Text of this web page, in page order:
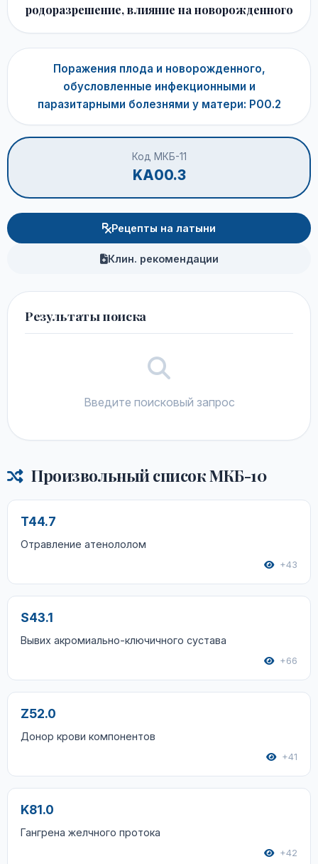
родоразрешение, влияние на новорожденного
Поражения плода и новорожденного,
обусловленные инфекционными и
паразитарными болезнями у матери: P00.2
Код МКБ-11
KA00.3
Рецепты на латыни
Клин. рекомендации
Результаты поиска
Введите поисковый запрос
Произвольный список МКБ-10
T44.7
Отравление атенололом
+43
S43.1
Вывих акромиально-ключичного сустава
+66
Z52.0
Донор крови компонентов
+41
K81.0
Гангрена желчного протока
+42